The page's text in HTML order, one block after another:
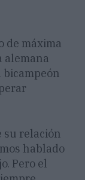
de máxima
alemana
su relación
hablado
Pero el